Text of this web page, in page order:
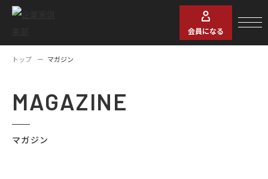
会員になる
トップ マガジン
MAGAZINE
マガジン